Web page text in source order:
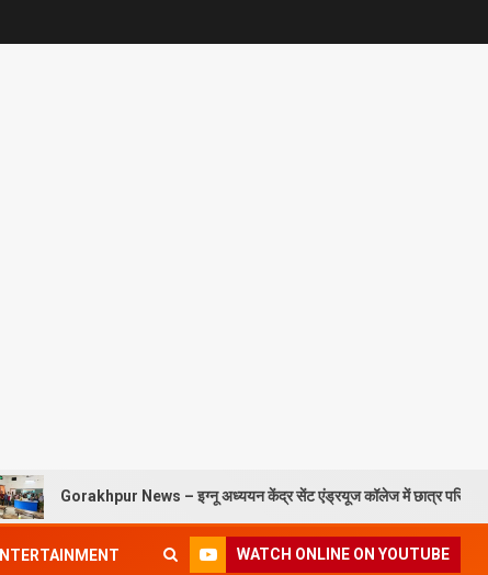
Gorakhpur News – इग्नू अध्ययन केंद्र सेंट एंड्रयूज कॉलेज में छात्र परिचय कार्यक्रम
WATCH ONLINE ON YOUTUBE